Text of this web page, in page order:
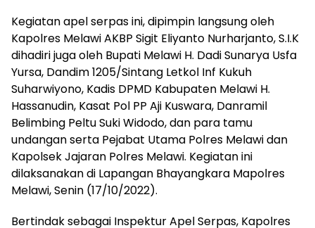
Kegiatan apel serpas ini, dipimpin langsung oleh
Kapolres Melawi AKBP Sigit Eliyanto Nurharjanto, S.I.K
dihadiri juga oleh Bupati Melawi H. Dadi Sunarya Usfa
Yursa, Dandim 1205/Sintang Letkol Inf Kukuh
Suharwiyono, Kadis DPMD Kabupaten Melawi H.
Hassanudin, Kasat Pol PP Aji Kuswara, Danramil
Belimbing Peltu Suki Widodo, dan para tamu
undangan serta Pejabat Utama Polres Melawi dan
Kapolsek Jajaran Polres Melawi. Kegiatan ini
dilaksanakan di Lapangan Bhayangkara Mapolres
Melawi, Senin (17/10/2022).
Bertindak sebagai Inspektur Apel Serpas, Kapolres